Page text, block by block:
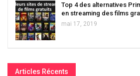
Top 4 des alternatives
en streaming des films
mai 17, 2019
Articles Récents